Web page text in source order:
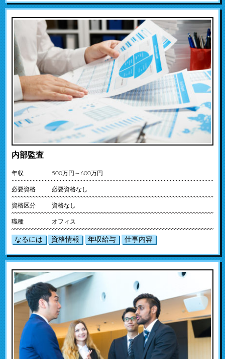
内部監査
年収 500万円～600万円
必要資格 必要資格なし
資格区分 資格なし
職種 オフィス
なるには 資格情報 年収給与 仕事内容